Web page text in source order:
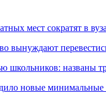
мест сократят в
вынуждают
школьников: названы
новые